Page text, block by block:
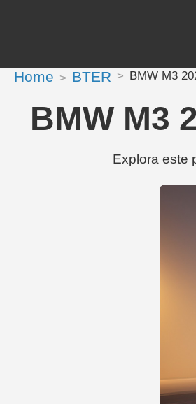
Home BTER BMW M3
BMW M3
Explora este